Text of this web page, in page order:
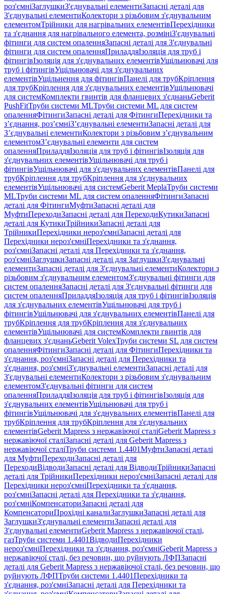
роз'ємніЗаглушкиЗ'єднувальні елементиЗапасні деталі для
З'єднувальні елементиКолектори з різьбовим з'єднувальним
елементомТрійники для нагрівальних елементівПерехідники
та з'єднання для нагрівального елемента, розмініЗ'єднувальні
фітинги для систем опаленняЗапасні деталі для З'єднувальні
фітинги для систем опаленняПриладдяІзоляція для труб і
фітингівІзоляція для з'єднувальних елементівУщільнювачі для
труб і фітингівУщільнювачі для з'єднувальних
елементівУщільнення для фітингівПанелі для трубКріплення
для трубКріплення для з'єднувальних елементівУщільнювачі
для системКомплекти гвинтів для фланцевих з'єднаньGeberit
PushFitТруби системи MLТруби системи ML для систем
опаленняФітингиЗапасні деталі для ФітингиПерехідники та
з’єднання, роз’ємніЗ’єднувальні елементиЗапасні деталі для
З’єднувальні елементиКолектори з різьбовим з’єднувальним
елементомЗ’єднувальні елементи для систем
опаленняПриладдяІзоляція для труб і фітингівІзоляція для
з'єднувальних елементівУщільнювачі для труб і
фітингівУщільнювачі для з'єднувальних елементівПанелі для
трубКріплення для трубКріплення для з'єднувальних
елементівУщільнювачі для системGeberit MeplaТруби системи
MLТруби системи ML для систем опаленняФітингиЗапасні
деталі для ФітингиМуфтиЗапасні деталі для
МуфтиПереходиЗапасні деталі для ПереходиКутикиЗапасні
деталі для КутикиТрійникиЗапасні деталі для
ТрійникиПерехідники нероз'ємніЗапасні деталі для
Перехідники нероз'ємніПерехідники та з'єднання,
роз'ємніЗапасні деталі для Перехідники та з'єднання,
роз'ємніЗаглушкиЗапасні деталі для ЗаглушкиЗ'єднувальні
елементиЗапасні деталі для З'єднувальні елементиКолектори з
різьбовим з'єднувальним елементомЗ'єднувальні фітинги для
систем опаленняЗапасні деталі для З'єднувальні фітинги для
систем опаленняПриладдяІзоляція для труб і фітингівІзоляція
для з'єднувальних елементівУщільнювачі для труб і
фітингівУщільнювачі для з'єднувальних елементівПанелі для
трубКріплення для трубКріплення для з'єднувальних
елементівУщільнювачі для системКомплекти гвинтів для
фланцевих з'єднаньGeberit VolexТруби системи SL для систем
опаленняФітингиЗапасні деталі для ФітингиПерехідники та
з'єднання, роз'ємніЗапасні деталі для Перехідники та
з'єднання, роз'ємніЗ'єднувальні елементиЗапасні деталі для
З'єднувальні елементиКолектори з різьбовим з'єднувальним
елементомЗ'єднувальні фітинги для систем
опаленняПриладдяІзоляція для труб і фітингівІзоляція для
з'єднувальних елементівУщільнювачі для труб і
фітингівУщільнювачі для з'єднувальних елементівПанелі для
трубКріплення для трубКріплення для з'єднувальних
елементівGeberit Mapress з нержавіючої сталіGeberit Mapress з
нержавіючої сталіЗапасні деталі для Geberit Mapress з
нержавіючої сталіТруби системи 1.4401МуфтиЗапасні деталі
для МуфтиПереходиЗапасні деталі для
ПереходиВідводиЗапасні деталі для ВідводиТрійникиЗапасні
деталі для ТрійникиПерехідники нероз'ємніЗапасні деталі для
Перехідники нероз'ємніПерехідники та з'єднання,
роз'ємніЗапасні деталі для Перехідники та з'єднання,
роз'ємніКомпенсаториЗапасні деталі для
КомпенсаториПрохідні каналиЗаглушкиЗапасні деталі для
ЗаглушкиЗ'єднувальні елементиЗапасні деталі для
З'єднувальні елементиGeberit Mapress з нержавіючої сталі,
газТруби системи 1.4401ВідводиПерехідники
нероз'ємніПерехідники та з'єднання, роз'ємніGeberit Mapress з
нержавіючої сталі, без речовин, що руйнують ЛФПЗапасні
деталі для Geberit Mapress з нержавіючої сталі, без речовин, що
руйнують ЛФПТруби системи 1.4401Перехідники та
з'єднання, роз'ємніЗапасні деталі для Перехідники та